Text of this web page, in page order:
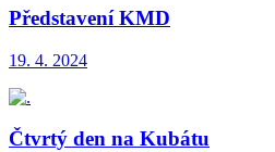
Představení KMD
19. 4. 2024
Čtvrtý den na Kubátu